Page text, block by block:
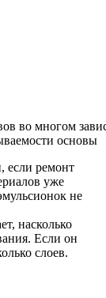
во многом
основы
если ремонт
уже
не
насколько
Если он
слоев.